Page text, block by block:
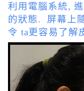
利用電腦系統,
的狀態. 屏幕上
令 ta更容易了解